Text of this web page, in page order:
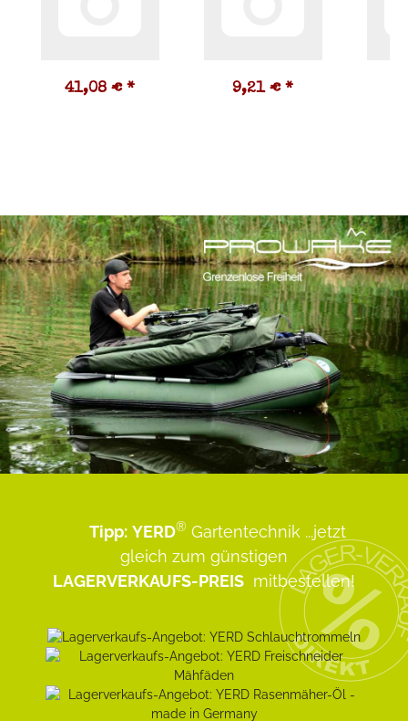
41,08 € * 9,21 € *
Tipp: YERD® Gartentechnik ...jetzt
gleich zum günstigen
LAGERVERKAUFS-PREIS mitbestellen!